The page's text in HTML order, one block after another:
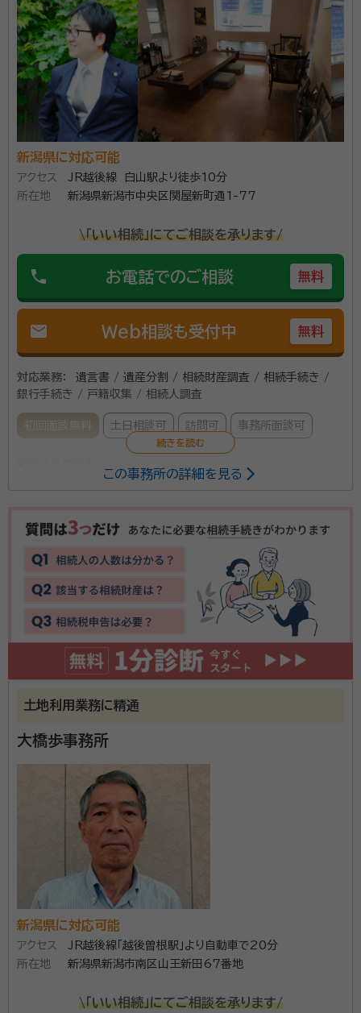
新潟県に対応可能
アクセス
JR越後線 白山駅より徒歩10分
所在地
新潟県新潟市中央区関屋新町通1-77
\「いい相続」にてご相談を承ります/
phone お電話でのご相談 無料
mail Web相談も受付中 無料
対応業務：
遺言書 / 遺産分割 / 相続財産調査 / 相続手続き /
銀行手続き / 戸籍収集 / 相続人調査
初回面談無料 土日相談可 訪問可 事務所面談可
事務所口コミ（抜粋）：
account_circle 満足度 5.0
ご利用時期：2026/2
面談の感想
こちらの都合に合わせていただき、土曜日でも相談にのってもらうこと
が出来ました。手続きにかかる日数、金額等明確に提示していただいた
ので安心して依頼する事が出来ました。
契約後の感想
依頼後もこちらの要望に沿い、メールで逐次報告してくださり、書類のや
り取りも郵送でしていただきました。
な対応をモットーとした事務所です。 主な業務は、遺言
書作成や相続手続きのサポートや任意後見契約書の作
成、財産管理契約書の作成など相続に関わる手続きの
ほか、自分史作成の補助など、終活のサポートもおこな
っています。 事務所はJR越後線の白山駅より徒歩10分
のところにあります。平日は9:00から18:00まで営業
していますが、土日や19時以降の相談も可能です。初回
の相談も無料で、訪問での相談にも対応しています。「相
続に悩んでいる」「自分史を作ってみたい」といった方は
お気軽にご相談ください。
行政書士
新潟県行政書士会
この事務所の詳細を見る
土地利用業務に精通
大橋歩事務所
新潟県に対応可能
アクセス
JR越後線「越後曽根駅」より自動車で20分
所在地
新潟県新潟市南区山王新田67番地
\「いい相続」にてご相談を承ります/